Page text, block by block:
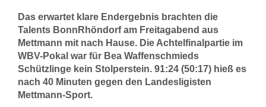
Das erwartet klare Endergebnis brachten die
Talents BonnRhöndorf am Freitagabend aus
Mettmann mit nach Hause. Die Achtelfinalpartie im
WBV-Pokal war für Bea Waffenschmieds
Schützlinge kein Stolperstein. 91:24 (50:17) hieß es
nach 40 Minuten gegen den Landesligisten
Mettmann-Sport.